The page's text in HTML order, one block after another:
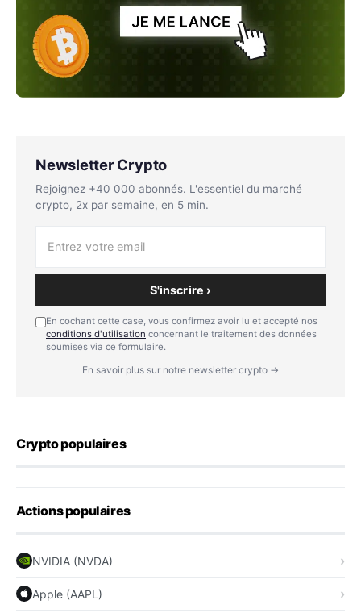
Newsletter Crypto
Rejoignez +40 000 abonnés. L'essentiel du marché
crypto, 2x par semaine, en 5 min.
S'inscrire ›
En cochant cette case, vous confirmez avoir lu et accepté nos
conditions d'utilisation concernant le traitement des données
soumises via ce formulaire.
En savoir plus sur notre newsletter crypto →
Crypto populaires
Actions populaires
NVIDIA (NVDA)
Apple (AAPL)